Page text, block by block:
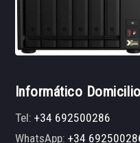
Informático
Tel:+34 692500286
WhatsApp:+34